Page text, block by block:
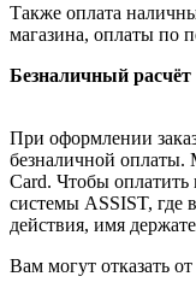
Также оплата
магазина, оплаты по
Безналичный расчёт
При оформлении
безналичной
Card. Чтобы оплатить
системы ASSIST, где
действия, имя
Вам могут отказать